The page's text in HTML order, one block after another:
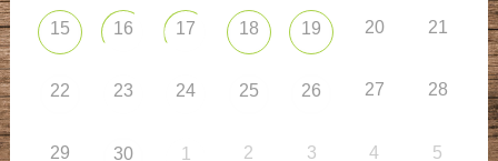
15 16 17 18 19 20 21
22 23 24 25 26 27 28
29 30 1 2 3 4 5